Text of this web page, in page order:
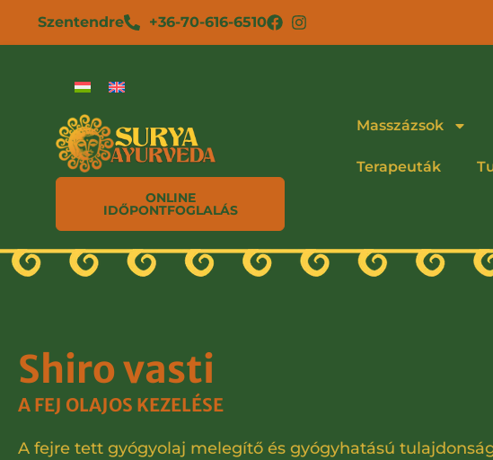
Szentendre +36-70-616-6510
ONLINE
IDŐPONTFOGLALÁS
Masszázsok
Terapeuták
Shiro vasti
A FEJ OLAJOS KEZELÉSE
A fejre tett gyógyolaj melegítő és gyógyhatású